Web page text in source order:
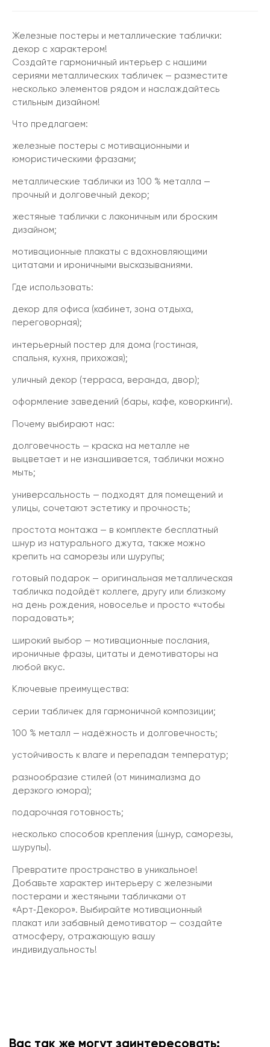
Железные постеры и металлические таблички:
декор с характером!
Создайте гармоничный интерьер с нашими
сериями металлических табличек — разместите
несколько элементов рядом и наслаждайтесь
стильным дизайном!
Что предлагаем:
железные постеры с мотивационными и
юмористическими фразами;
металлические таблички из 100 % металла —
прочный и долговечный декор;
жестяные таблички с лаконичным или броским
дизайном;
мотивационные плакаты с вдохновляющими
цитатами и ироничными высказываниями.
Где использовать:
декор для офиса (кабинет, зона отдыха,
переговорная);
интерьерный постер для дома (гостиная,
спальня, кухня, прихожая);
уличный декор (терраса, веранда, двор);
оформление заведений (бары, кафе, коворкинги).
Почему выбирают нас:
долговечность — краска на металле не
выцветает и не изнашивается, таблички можно
мыть;
универсальность — подходят для помещений и
улицы, сочетают эстетику и прочность;
простота монтажа — в комплекте бесплатный
шнур из натурального джута, также можно
крепить на саморезы или шурупы;
готовый подарок — оригинальная металлическая
табличка подойдёт коллеге, другу или близкому
на день рождения, новоселье и просто «чтобы
порадовать»;
широкий выбор — мотивационные послания,
ироничные фразы, цитаты и демотиваторы на
любой вкус.
Ключевые преимущества:
серии табличек для гармоничной композиции;
100 % металл — надёжность и долговечность;
устойчивость к влаге и перепадам температур;
разнообразие стилей (от минимализма до
дерзкого юмора);
подарочная готовность;
несколько способов крепления (шнур, саморезы,
шурупы).
Превратите пространство в уникальное!
Добавьте характер интерьеру с железными
постерами и жестяными табличками от
«Арт‑Декоро». Выбирайте мотивационный
плакат или забавный демотиватор — создайте
атмосферу, отражающую вашу
индивидуальность!
Вас так же могут заинтересовать: